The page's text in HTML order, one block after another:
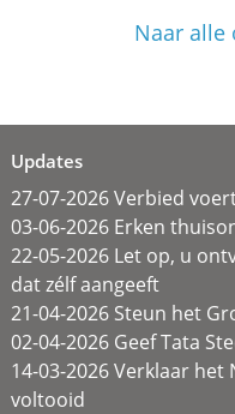
Naar alle
Updates
27-07-2026 Verbied
03-06-2026 Erken
22-05-2026 Let op, u
dat zélf aangeeft
21-04-2026 Steun het
02-04-2026 Geef Tata
14-03-2026 Verklaar
voltooid